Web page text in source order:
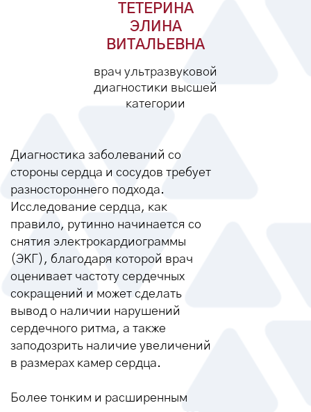
ТЕТЕРИНА
ЭЛИНА
ВИТАЛЬЕВНА
врач ультразвуковой
диагностики высшей
категории
Диагностика заболеваний со
стороны сердца и сосудов требует
разностороннего подхода.
Исследование сердца, как
правило, рутинно начинается со
снятия электрокардиограммы
(ЭКГ), благодаря которой врач
оценивает частоту сердечных
сокращений и может сделать
вывод о наличии нарушений
сердечного ритма, а также
заподозрить наличие увеличений
в размерах камер сердца.
Более тонким и расширенным